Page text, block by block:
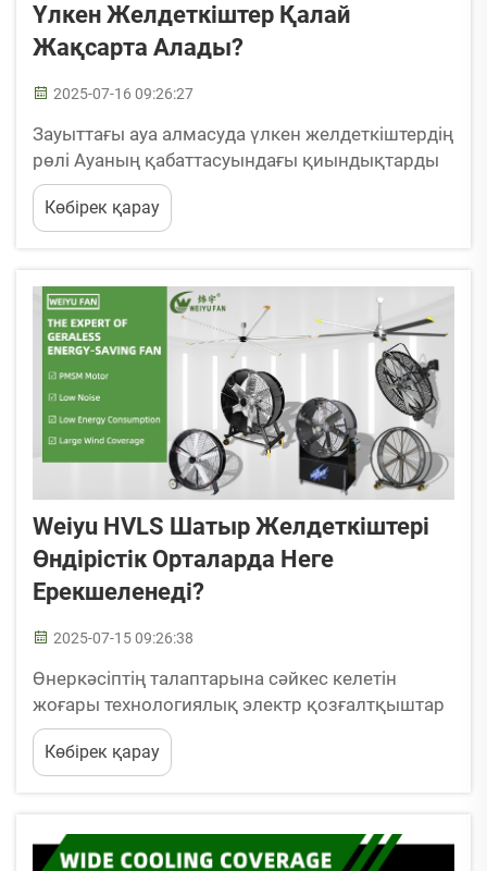
Үлкен Желдеткіштер Қалай
Жақсарта Алады?
2025-07-16 09:26:27
Зауыттағы ауа алмасуда үлкен желдеткіштердің
рөлі Ауаның қабаттасуындағы қиындықтарды
түсіну Ауаның қабаттасуы – температура мен
тығыздық айырмашылықтарына байланысты
ауаның әртүрлі қабаттарының пайда болуына
Көбірек қарау
Weiyu HVLS Шатыр Желдеткіштері
Өндірістік Орталарда Неге
Ерекшеленеді?
2025-07-15 09:26:38
Өнеркәсіптің талаптарына сәйкес келетін
жоғары технологиялық электр қозғалтқыштар
Жоғары пайдалану әсері бар BLDC электр
қозғалтқыштары Бұрышты тұрақты ток (BLDC)
электр қозғалтқыштары электромагниттік
технологиясы арқылы энергияның шығынын
азайта отырып, өнеркәсіптік желдеткіштердің
Көбірек қарау